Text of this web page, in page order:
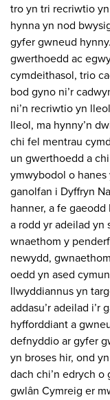
tro yn tri recriwtio
hynna yn nod
gyfer gwneud
gwerthoedd ac
cymdeithasol, trio
bod gyno ni’r
ni’n recriwtio yn
lleol, ma hynny’n
chi fel mentrau
un gwerthoedd a
ymwybodol o hanes
ganolfan i Dyffryn
hanner, a fe
a rodd yr adeilad yn
wnaethom y
newydd,
oedd yn ased
llwyddiannus yn
addasu’r adeilad i’r
hyfforddiant a
defnyddio ar gyfer
yn broses hir, ond
dach chi’n edrych o
gwlân Cymreig er